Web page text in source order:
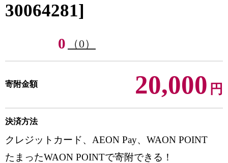
30064281]
0 （0）
寄附金額 20,000 円
決済方法
クレジットカード、AEON Pay、WAON POINT
たまったWAON POINTで寄附できる！